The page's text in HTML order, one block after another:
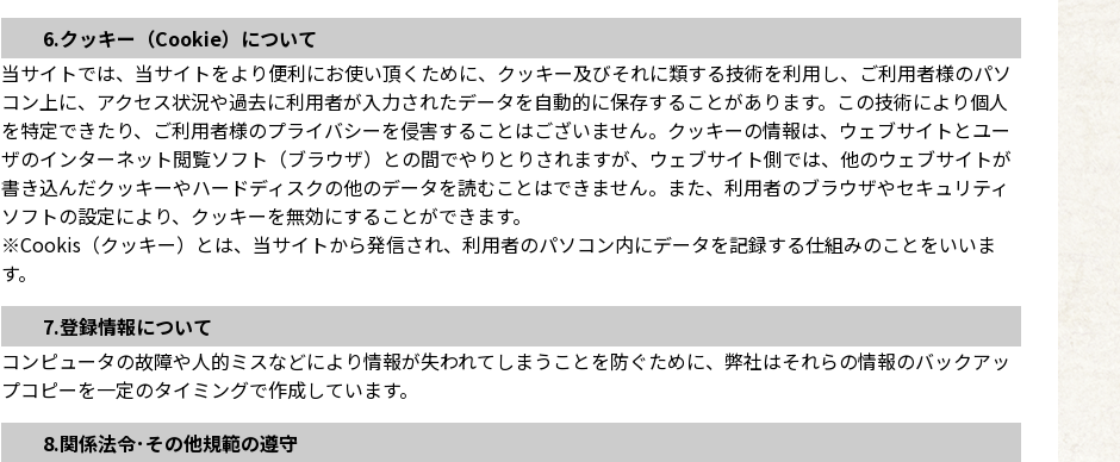
6.クッキー（Cookie）について
当サイトでは、当サイトをより便利にお使い頂くために、クッキー及びそれに類する技術を利用し、ご利用者様のパソ
コン上に、アクセス状況や過去に利用者が入力されたデータを自動的に保存することがあります。この技術により個人
を特定できたり、ご利用者様のプライバシーを侵害することはございません。クッキーの情報は、ウェブサイトとユー
ザのインターネット閲覧ソフト（ブラウザ）との間でやりとりされますが、ウェブサイト側では、他のウェブサイトが
書き込んだクッキーやハードディスクの他のデータを読むことはできません。また、利用者のブラウザやセキュリティ
ソフトの設定により、クッキーを無効にすることができます。
※Cookis（クッキー）とは、当サイトから発信され、利用者のパソコン内にデータを記録する仕組みのことをいいま
す。
7.登録情報について
コンピュータの故障や人的ミスなどにより情報が失われてしまうことを防ぐために、弊社はそれらの情報のバックアッ
プコピーを一定のタイミングで作成しています。
8.関係法令･その他規範の遵守